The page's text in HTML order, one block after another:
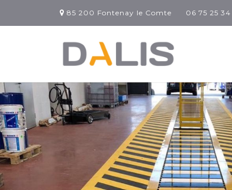
85 200 Fontenay le Comte 06 75 25 34